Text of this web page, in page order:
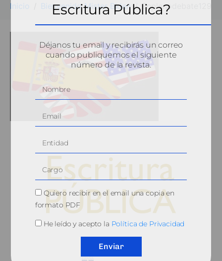
Inicio Bienvenido Mister Biden Enplenodebate129
© 2010, Consejo General del Notariado
Escritura Pública?
Déjanos tu email y recibirás un correo
cuando publiquemos el siguiente
número de la revista.
Quiero recibir en el email una copia en
formato PDF
He leído y acepto la Política de Privacidad
Enviar